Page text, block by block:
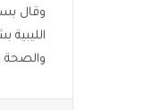
والصحة